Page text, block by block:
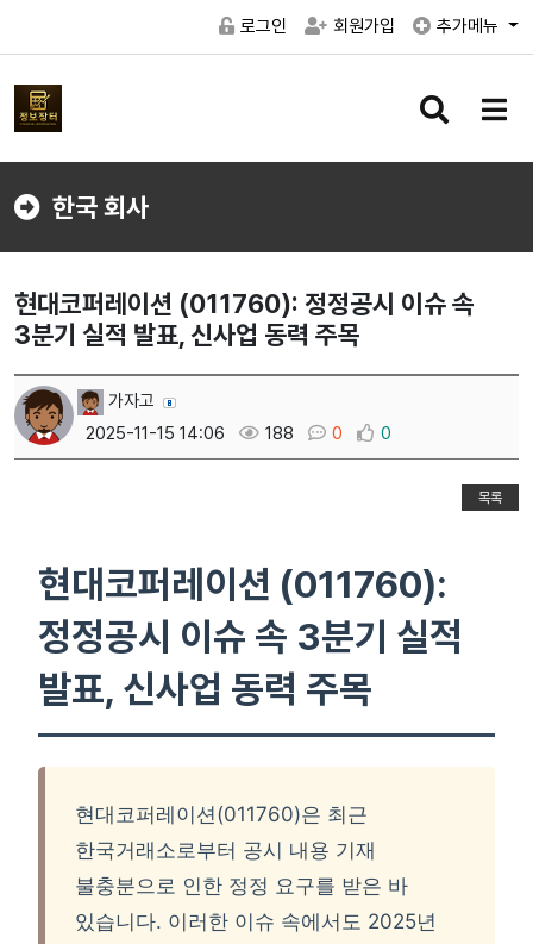
로그인 회원가입 추가메뉴
검
버
메
버
한국 회사
현대코퍼레이션 (011760): 정정공시 이슈 속
3분기 실적 발표, 신사업 동력 주목
가자고
2025-11-15 14:06
188 0 0
목록
현대코퍼레이션 (011760):
정정공시 이슈 속 3분기 실적
발표, 신사업 동력 주목
현대코퍼레이션(011760)은 최근
한국거래소로부터 공시 내용 기재
불충분으로 인한 정정 요구를 받은 바
있습니다. 이러한 이슈 속에서도 2025년